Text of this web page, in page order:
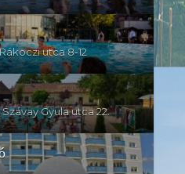
utca 8-12
Gyula utca 22.